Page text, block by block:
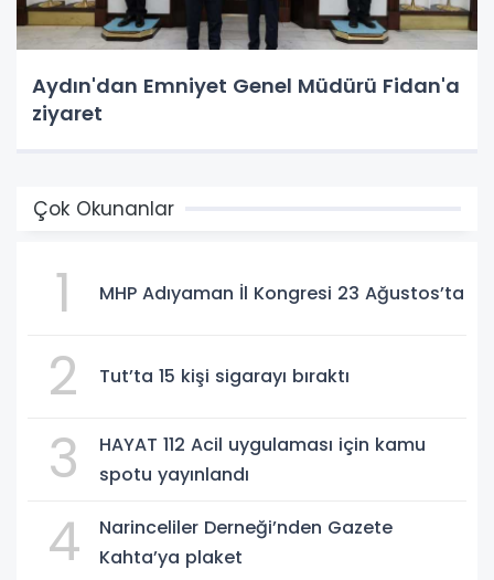
Aydın'dan Emniyet Genel Müdürü Fidan'a
ziyaret
Çok Okunanlar
1 MHP Adıyaman İl Kongresi 23 Ağustos’ta
2 Tut’ta 15 kişi sigarayı bıraktı
3
HAYAT 112 Acil uygulaması için kamu
spotu yayınlandı
4
Narinceliler Derneği’nden Gazete
Kahta’ya plaket